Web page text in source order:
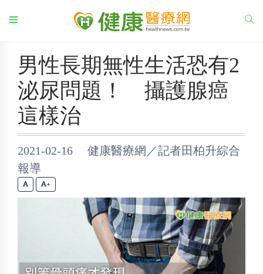
男性長期無性生活恐有2
泌尿問題！ 攝護腺癌
這樣治
2021-02-16 健康醫療網／記者田柏升綜合
報導
+